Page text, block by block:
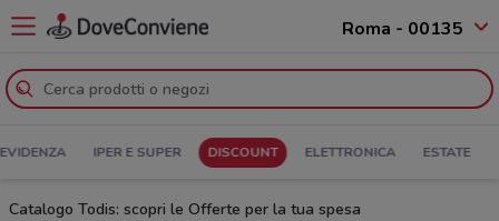
Roma - 00135
IPER E SUPER DISCOUNT ELETTRONICA ESTATE
Catalogo Todis: scopri le Offerte per la tua spesa